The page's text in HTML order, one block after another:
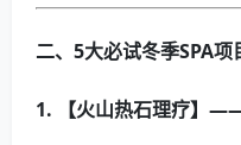
二、5大必试冬季SPA项
1. 【火山热石理疗】